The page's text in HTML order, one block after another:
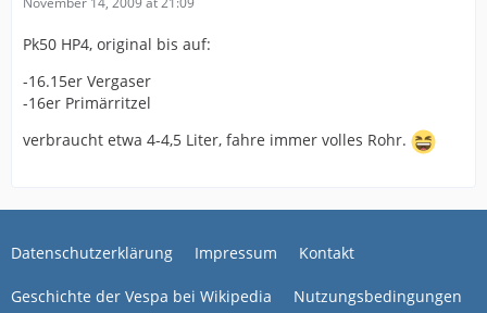
Pk50 HP4, original bis auf:
-16.15er Vergaser
-16er Primärritzel
verbraucht etwa 4-4,5 Liter, fahre immer volles Rohr.
Datenschutzerklärung Impressum Kontakt
Geschichte der Vespa bei Wikipedia Nutzungsbedingungen